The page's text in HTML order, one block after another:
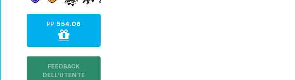
PP 554.06
FEEDBACK
DELL'UTENTE